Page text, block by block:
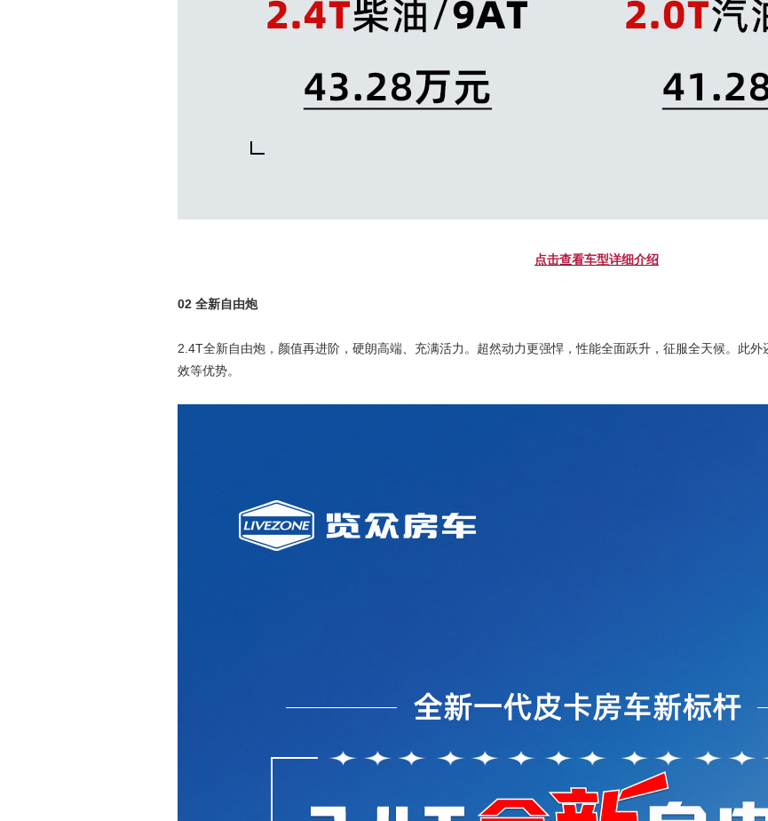
点击查看车型详细介绍
02 全新自由炮
2.4T全新自由炮，颜值再进阶，硬朗高端、充满活力。超然动力更强悍，性能全面跃升，征服全天候。此
效等优势。